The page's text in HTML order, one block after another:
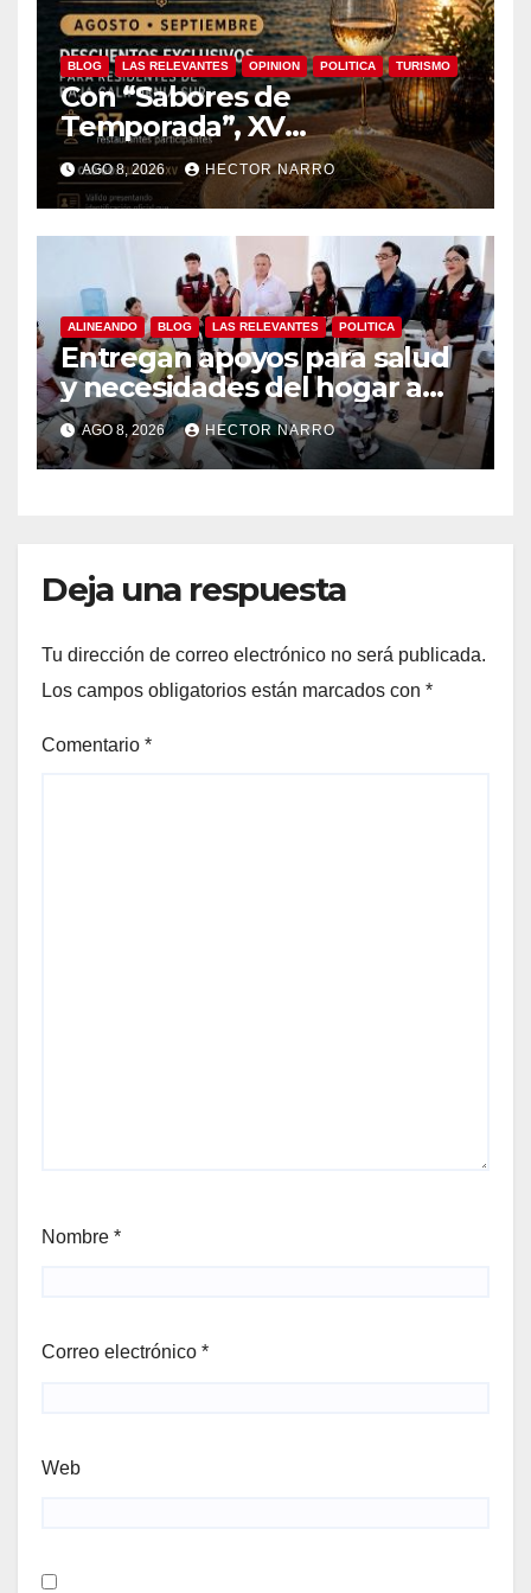
BLOG LAS RELEVANTES OPINION POLITICA TURISMO
Con “Sabores de
Temporada”, XV
Ayuntamiento de Los Cabos
y Canirac impulsan consumo
local con beneficios para
residentes de BCS
AGO 8, 2026 HECTOR NARRO
ALINEANDO BLOG LAS RELEVANTES POLITICA
Entregan apoyos para salud
y necesidades del hogar a
familias de Cabo San Lucas
AGO 8, 2026 HECTOR NARRO
Deja una respuesta
Tu dirección de correo electrónico no será publicada.
Los campos obligatorios están marcados con *
Comentario *
Nombre *
Correo electrónico *
Web